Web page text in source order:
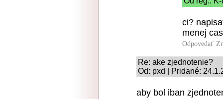
ci?
menej
Odpovedať
Re: ake zjednotenie?
Od: pxd | Pridané:
aby bol iban